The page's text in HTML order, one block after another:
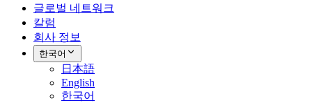
글로벌 네트워크
칼럼
회사 정보
한국어
日本語
English
한국어